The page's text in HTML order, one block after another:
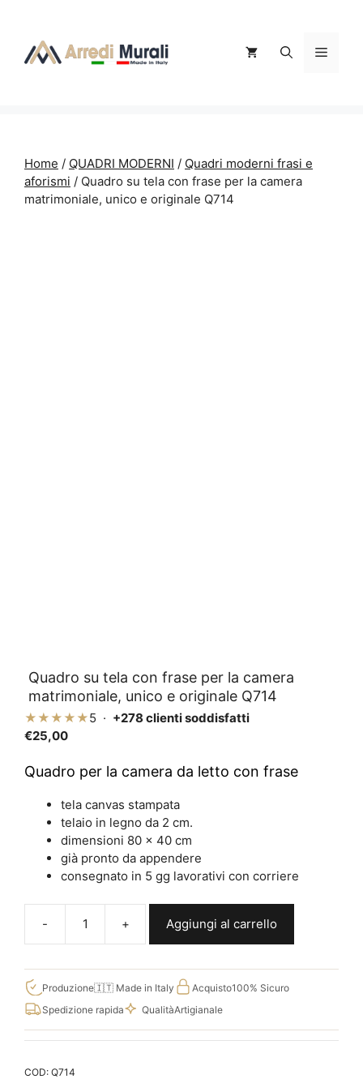
contenuto
Menu
Home / QUADRI MODERNI / Quadri moderni frasi e
aforismi / Quadro su tela con frase per la camera
matrimoniale, unico e originale Q714
Quadro su tela con frase per la camera
matrimoniale, unico e originale Q714
★★★★★5 · +278 clienti soddisfatti
€25,00
Quadro per la camera da letto con frase
tela canvas stampata
telaio in legno da 2 cm.
dimensioni 80 x 40 cm
già pronto da appendere
consegnato in 5 gg lavorativi con corriere
Quadro
su
tela
con
frase
la
Aggiungi al carrello
Produzione🇮🇹 Made in Italy Acquisto100% Sicuro
Spedizione rapida
QualitàArtigianale
COD: Q714